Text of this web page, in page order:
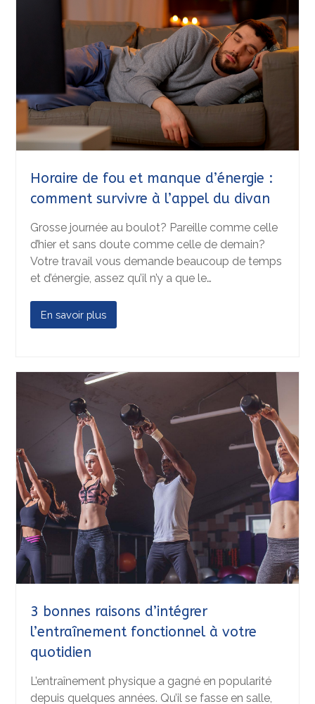
Horaire de fou et manque d’énergie :
comment survivre à l’appel du divan
Grosse journée au boulot? Pareille comme celle
d’hier et sans doute comme celle de demain?
Votre travail vous demande beaucoup de temps
et d’énergie, assez qu’il n’y a que le…
En savoir plus
3 bonnes raisons d’intégrer
l’entraînement fonctionnel à votre
quotidien
L’entraînement physique a gagné en popularité
depuis quelques années. Qu’il se fasse en salle,